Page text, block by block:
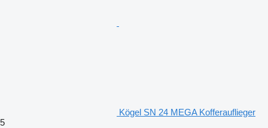
Kögel SN 24 MEGA Kofferauflieger
5